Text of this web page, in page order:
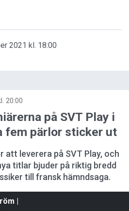
2021 kl. 18:00
20:00
på SVT Play i
fem pärlor sticker ut
leverera på SVT Play, och
titlar bjuder på riktig bredd
till fransk hämndsaga.
|